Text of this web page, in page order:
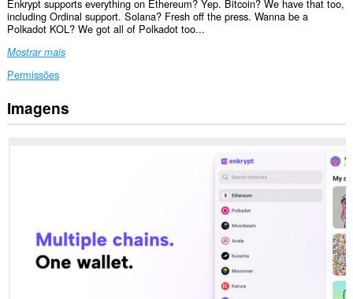
Enkrypt supports everything on Ethereum? Yep. Bitcoin? We have that too,
including Ordinal support. Solana? Fresh off the press. Wanna be a
Polkadot KOL? We got all of Polkadot too...
Mostrar mais
Permissões
Esta
extensão
extensão
Imagens